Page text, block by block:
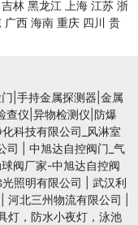
吉林 黑龙江 上海 江苏 浙
广西 海南 重庆 四川 贵
|手持金属探测器|金属
查仪|异物检测仪|防爆
科技有限公司_风淋室
司
中旭达自控阀门_气
阀厂家-中旭达自控阀
照明有限公司
武汉利
河北三州物流有限公司
灯，防水小夜灯，泳池